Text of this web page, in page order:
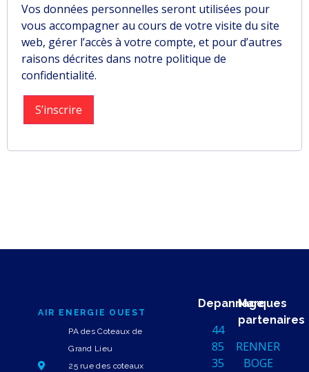
Vos données personnelles seront utilisées pour
vous accompagner au cours de votre visite du site
web, gérer l’accès à votre compte, et pour d’autres
raisons décrites dans notre politique de
confidentialité.
S’inscrire
AIR ENERGIE OUEST
PA des Coteaux de
Grand Lieu
25 rue des coteaux
Depannage
44
85
35
Marques
partenaires
RENNER
BOGE